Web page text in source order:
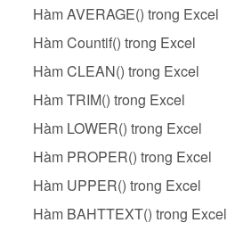
Hàm AVERAGE() trong Excel
Hàm Countif() trong Excel
Hàm CLEAN() trong Excel
Hàm TRIM() trong Excel
Hàm LOWER() trong Excel
Hàm PROPER() trong Excel
Hàm UPPER() trong Excel
Hàm BAHTTEXT() trong Excel